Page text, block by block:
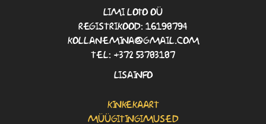
LIMI LOTO OÜ
REGISTRIKOOD: 16198794
KOLLANEMINA@GMAIL.COM
TEL: +372 53783187
LISAINFO
KINKEKAART
MÜÜGITINGIMUSED